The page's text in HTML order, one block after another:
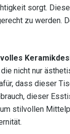
sorgt.
zu werden.
nicht nur
dass dieser
dieser
stilvollen